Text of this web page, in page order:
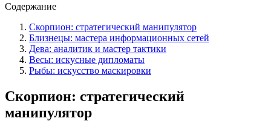
Содержание
Скорпион: стратегический манипулятор
Близнецы: мастера информационных сетей
Дева: аналитик и мастер тактики
Весы: искусные дипломаты
Рыбы: искусство маскировки
Скорпион: стратегический
манипулятор